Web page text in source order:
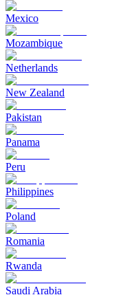
Mexico
Mozambique
Netherlands
New Zealand
Pakistan
Panama
Peru
Philippines
Poland
Romania
Rwanda
Saudi Arabia